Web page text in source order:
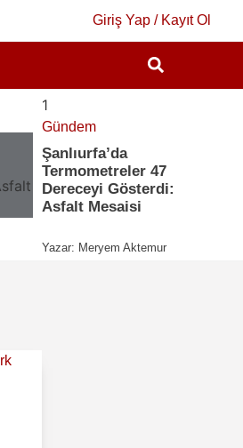
Giriş Yap / Kayıt Ol
1
Gündem
Şanlıurfa’da
Termometreler 47
Dereceyi Gösterdi:
Asfalt Mesaisi
Yazar: Meryem Aktemur